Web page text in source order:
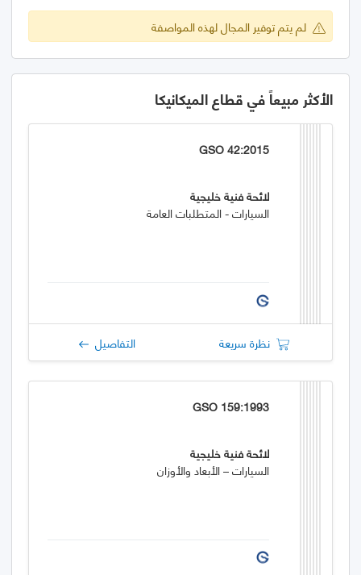
لم يتم توفير المجال لهذه المواصفة
الأكثر مبيعاً في قطاع الميكانيكا
GSO 42:2015
لائحة فنية خليجية
السيارات - المتطلبات العامة
نظرة سريعة التفاصيل
GSO 159:1993
لائحة فنية خليجية
السيارات – الأبعاد والأوزان